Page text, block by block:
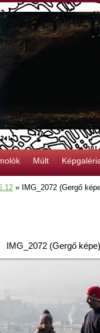
Múlt
» IMG_2072 (Gergő
IMG_2072 (Gergő képe)